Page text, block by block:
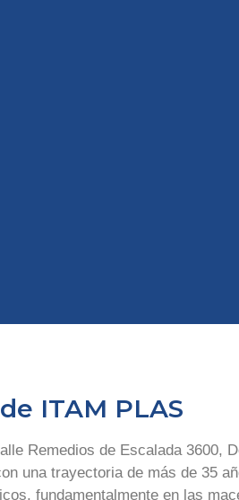
ITAM PLAS
Remedios de Escalada 3600,
una trayectoria de más de 35
fundamentalmente en las